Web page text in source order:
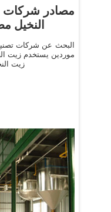
مصادر شركات
النخيل
البحث عن شركات
موردين يستخدم زيت
زيت